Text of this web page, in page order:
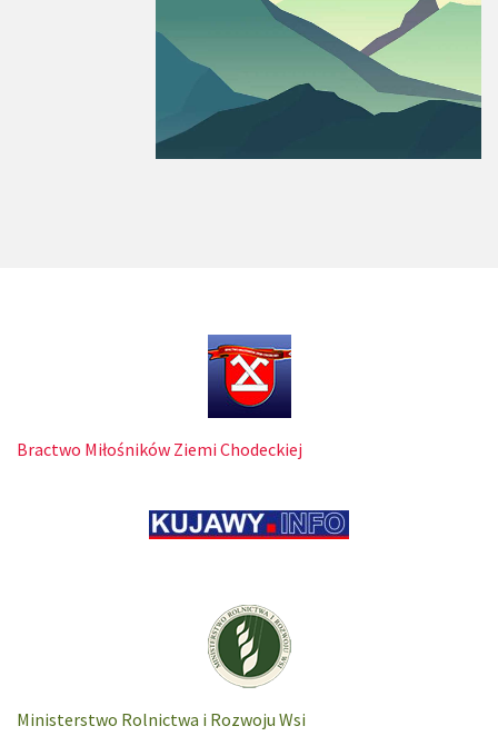
Bractwo Miłośników Ziemi Chodeckiej
Ministerstwo Rolnictwa i Rozwoju Wsi